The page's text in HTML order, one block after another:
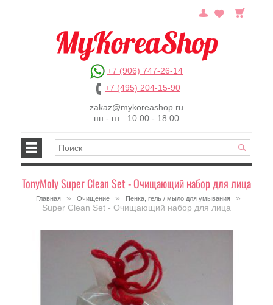
+7 (906) 747-26-14
+7 (495) 204-15-90
zakaz@mykoreashop.ru
пн - пт : 10.00 - 18.00
TonyMoly Super Clean Set - Очищающий набор для лица
Главная » Очищение » Пенка, гель / мыло для умывания
»
Super Clean Set - Очищающий набор для лица